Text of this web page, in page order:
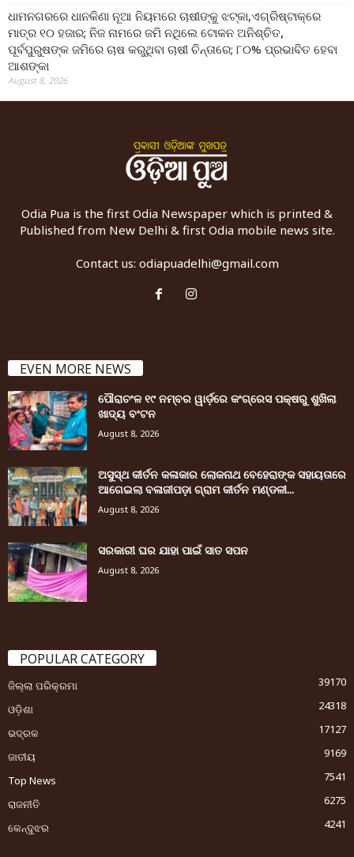
ଧାମନଗରରେ ଧାନକିଣା ନୂଆ ନିୟମରେ ଚାଷୀଙ୍କୁ ଝଟ୍‌କା,ଏଗ୍ରିଷ୍ଟାକ୍‌ରେ
ମାତ୍ର ୧୦ ହଜାର; ନିଜ ନାମରେ ଜମି ନଥିଲେ ଟୋକନ ଅନିଶ୍ଚିତ,
ପୂର୍ବପୁରୁଷଙ୍କ ଜମିରେ ଚାଷ କରୁଥିବା ଚାଷୀ ଚିନ୍ତାରେ; ୮୦% ପ୍ରଭାବିତ ହେବା
ଆଶଙ୍କା
August 8, 2026
Odia Pua is the first Odia Newspaper which is printed &
Published from New Delhi & first Odia mobile news site.
Contact us: odiapuadelhi@gmail.com
EVEN MORE NEWS
ପୌରାଚଂଳ ୧୯ ନମ୍ବର ୱାର୍ଡ଼ରେ କଂଗ୍ରେସ ପକ୍ଷରୁ ଶୁଖିଲା
ଖାଦ୍ୟ ବଂଟନ
August 8, 2026
ଅସୁସ୍ଥ କୀର୍ତନ କଳାକାର ଲୋକନାଥ ବେହେରାଙ୍କ ସହାୟତାରେ
ଆଗେଇଲା ବଳାଜୀପଡ଼ା ଗ୍ରାମ କୀର୍ତନ ମଣ୍ଡଳୀ...
August 8, 2026
ସରକାରୀ ଘର ଯାହା ପାଇଁ ସାତ ସପନ
August 8, 2026
POPULAR CATEGORY
ଜିଲ୍ଲା ପରିକ୍ରମା
39170
ଓଡ଼ିଶା
24318
ଭଦ୍ରକ
17127
ଜାତୀୟ
9169
Top News
7541
ରାଜନୀତି
6275
କେନ୍ଦୁଝର
4241